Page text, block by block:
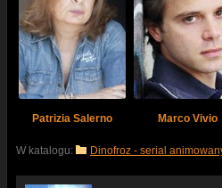
Patrizia Salerno Marco Vivio
W katalogu:
Dinofroz - serial